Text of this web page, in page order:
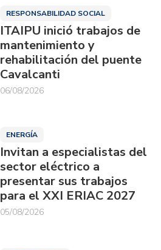
RESPONSABILIDAD SOCIAL
ITAIPU inició trabajos de
mantenimiento y
rehabilitación del puente
Cavalcanti
06/08/2026
ENERGÍA
Invitan a especialistas del
sector eléctrico a
presentar sus trabajos
para el XXI ERIAC 2027
05/08/2026